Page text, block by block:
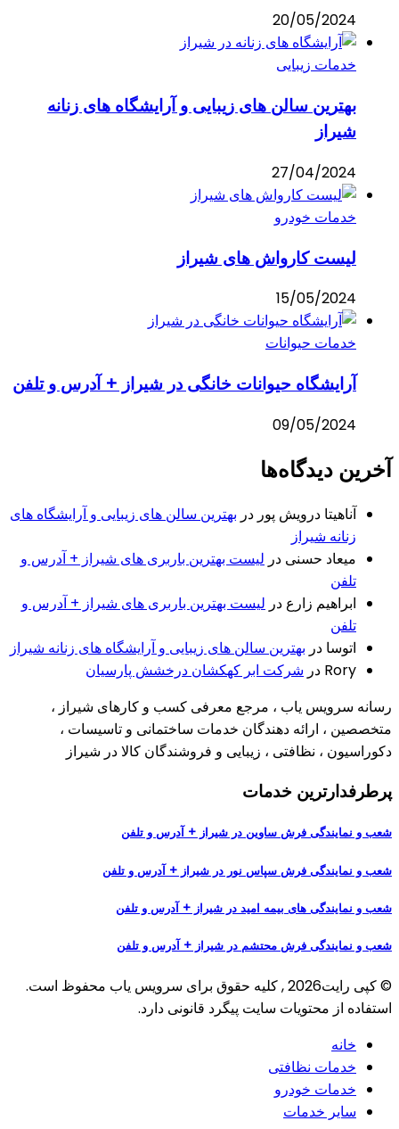
20/05/2024
خدمات زیبایی
بهترین سالن های زیبایی و آرایشگاه های زنانه
شیراز
27/04/2024
خدمات خودرو
لیست کارواش های شیراز
15/05/2024
خدمات حیوانات
آرایشگاه حیوانات خانگی در شیراز + آدرس و تلفن
09/05/2024
آخرین دیدگاه‌ها
آناهیتا درویش پور در بهترین سالن های زیبایی و آرایشگاه های
زنانه شیراز
میعاد حسنی در لیست بهترین باربری های شیراز + آدرس و
تلفن
ابراهیم زارع در لیست بهترین باربری های شیراز + آدرس و
تلفن
اتوسا در بهترین سالن های زیبایی و آرایشگاه های زنانه شیراز
Rory در شرکت ابر کهکشان درخشش پارسیان
رسانه سرویس یاب ، مرجع معرفی کسب و کارهای شیراز ،
متخصصین ، ارائه دهندگان خدمات ساختمانی و تاسیسات ،
دکوراسیون ، نظافتی ، زیبایی و فروشندگان کالا در شیراز
پرطرفدارترین خدمات
شعب و نمایندگی فرش ساوین در شیراز + آدرس و تلفن
شعب و نمایندگی فرش سپاس نور در شیراز + آدرس و تلفن
شعب و نمایندگی های بیمه امید در شیراز + آدرس و تلفن
شعب و نمایندگی فرش محتشم در شیراز + آدرس و تلفن
© کپی رایت2026 , کلیه حقوق برای سرویس یاب محفوظ است.
استفاده‌ از محتویات سایت پیگرد قانونی دارد.
خانه
خدمات نظافتی
خدمات خودرو
سایر خدمات